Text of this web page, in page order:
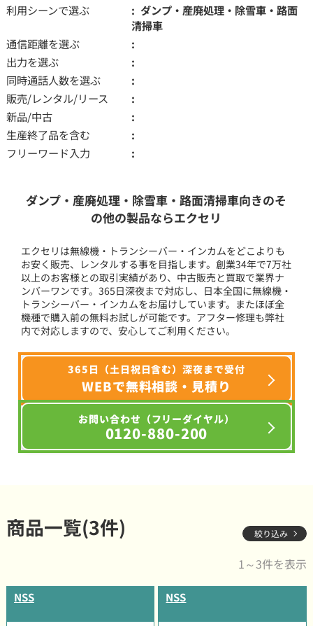
利用シーンで選ぶ
ダンプ・産廃処理・除雪車・路面
清掃車
通信距離を選ぶ
出力を選ぶ
同時通話人数を選ぶ
販売/レンタル/リース
新品/中古
生産終了品を含む
フリーワード入力
ダンプ・産廃処理・除雪車・路面清掃車向きのそ
の他の製品ならエクセリ
エクセリは無線機・トランシーバー・インカムをどこよりも
お安く販売、レンタルする事を目指します。創業34年で7万社
以上のお客様との取引実績があり、中古販売と買取で業界ナ
ンバーワンです。365日深夜まで対応し、日本全国に無線機・
トランシーバー・インカムをお届けしています。またほぼ全
機種で購入前の無料お試しが可能です。アフター修理も弊社
内で対応しますので、安心してご利用ください。
365日（土日祝日含む）深夜まで受付
WEBで無料相談・見積り
お問い合わせ（フリーダイヤル）
0120-880-200
商品一覧(3件) 絞り込み
1～3件を表示
NSS NSS